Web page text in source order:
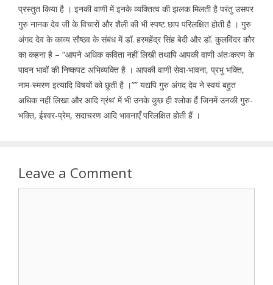
प्रस्तुत किया है । इनकी वाणी में इनके व्यक्तित्व की झलक मिलती है परंतु उसपर
गुरु नानक देव जी के विचारों और शैली की भी स्पष्ट छाप परिलक्षित होती है । गुरु
अंगद देव के काव्य सौष्ठव के संबंध में डॉ. हरमहेंद्र सिंह बेदी और डॉ. कुलविंदर कौर
का कहना है – “आपने अधिक कविता नहीं लिखी तथापि आपकी वाणी अंतःकरण के
पावन भावों की निष्कपट अभिव्यक्ति है । आपकी वाणी सेवा-भावना, प्रभु भक्ति,
नाम-स्मरण इत्यादि विषयों को छूती है ।”” यद्यपि गुरु अंगद देव ने स्वयं बहुत
अधिक नहीं लिखा और आदि ग्रंथ’ में भी उनके कुछ ही श्लोक हैं जिनमें उनकी गुरु-
भक्ति, ईश्वर-प्रेम, सदाचरण आदि भावनाएँ परिलक्षित होती हैं ।
Leave a Comment